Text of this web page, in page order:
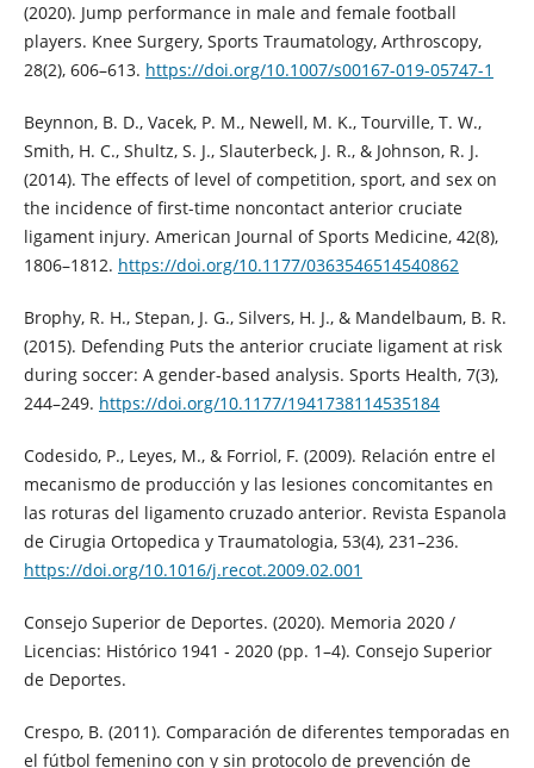
(2020). Jump performance in male and female football
players. Knee Surgery, Sports Traumatology, Arthroscopy,
28(2), 606–613. https://doi.org/10.1007/s00167-019-05747-1
Beynnon, B. D., Vacek, P. M., Newell, M. K., Tourville, T. W.,
Smith, H. C., Shultz, S. J., Slauterbeck, J. R., & Johnson, R. J.
(2014). The effects of level of competition, sport, and sex on
the incidence of first-time noncontact anterior cruciate
ligament injury. American Journal of Sports Medicine, 42(8),
1806–1812. https://doi.org/10.1177/0363546514540862
Brophy, R. H., Stepan, J. G., Silvers, H. J., & Mandelbaum, B. R.
(2015). Defending Puts the anterior cruciate ligament at risk
during soccer: A gender-based analysis. Sports Health, 7(3),
244–249. https://doi.org/10.1177/1941738114535184
Codesido, P., Leyes, M., & Forriol, F. (2009). Relación entre el
mecanismo de producción y las lesiones concomitantes en
las roturas del ligamento cruzado anterior. Revista Espanola
de Cirugia Ortopedica y Traumatologia, 53(4), 231–236.
https://doi.org/10.1016/j.recot.2009.02.001
Consejo Superior de Deportes. (2020). Memoria 2020 /
Licencias: Histórico 1941 ‐ 2020 (pp. 1–4). Consejo Superior
de Deportes.
Crespo, B. (2011). Comparación de diferentes temporadas en
el fútbol femenino con y sin protocolo de prevención de